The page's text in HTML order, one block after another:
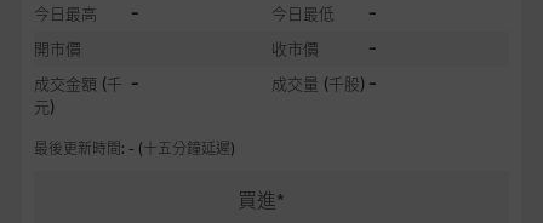
牛熊證
選股攻略
中資股票專頁
今日最高 - 今日最低 -
開市價 收市價 -
成交金額 (千
元)
- 成交量 (千股) -
最後更新時間: - (十五分鐘延遲)
買進*